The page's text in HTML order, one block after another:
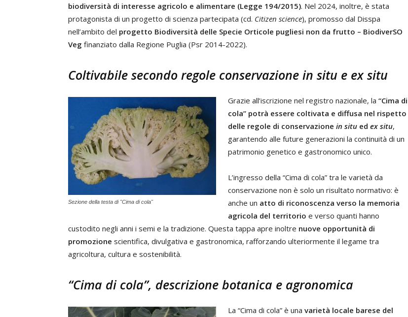
biodiversità di interesse agricolo e alimentare (Legge 194/2015). Nel 2024, inoltre, è stata
protagonista di un progetto di scienza partecipata (cd. Citizen science), promosso dal Disspa
nell’ambito del progetto Biodiversità delle Specie Orticole pugliesi non da frutto – BiodiverSO
Veg finanziato dalla Regione Puglia (Psr 2014-2022).
Coltivabile secondo regole conservazione in situ e ex situ
Sezione della testa di "Cima di cola"
Grazie all’iscrizione nel registro nazionale, la “Cima di
cola” potrà essere coltivata e diffusa nel rispetto
delle regole di conservazione in situ ed ex situ,
garantendo alle future generazioni la continuità di un
patrimonio genetico e gastronomico unico.
L’ingresso della “Cima di cola” tra le varietà da
conservazione non è solo un risultato normativo: è
anche un atto di riconoscenza verso la memoria
agricola del territorio e verso quanti hanno
custodito negli anni i semi e la tradizione. Questa tappa apre inoltre nuove opportunità di
promozione scientifica, divulgativa e gastronomica, rafforzando ulteriormente il legame tra
agricoltura, cultura e sostenibilità.
“Cima di cola”, descrizione botanica e agronomica
La “Cima di cola” è una varietà locale barese del